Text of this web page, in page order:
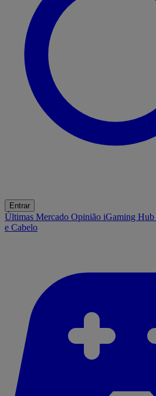
Entrar
Últimas Mercado Opinião iGaming Hub
e Cabelo